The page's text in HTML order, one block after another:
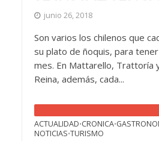
junio 26, 2018
Son varios los chilenos que
su plato de ñoquis, para
mes. En Mattarello, Trattoría
Reina, además, cada...
ACTUALIDAD•CRONICA•
NOTICIAS•TURISMO